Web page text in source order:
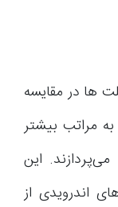
ها در مقایسه
مراتب بیشتر
این
اندرویدی از